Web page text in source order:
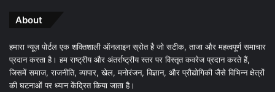
About
हमारा न्यूज़ पोर्टल एक शक्तिशाली ऑनलाइन स्रोत है जो सटीक, ताजा और महत्वपूर्ण समाचार
प्रदान करता है। हम राष्ट्रीय और अंतर्राष्ट्रीय स्तर पर विस्तृत कवरेज प्रदान करते हैं,
जिसमें समाज, राजनीति, व्यापार, खेल, मनोरंजन, विज्ञान, और प्रौद्योगिकी जैसे विभिन्न क्षेत्रों
की घटनाओं पर ध्यान केंद्रित किया जाता है।